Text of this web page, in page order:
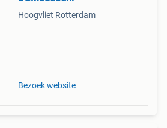
Hoogvliet Rotterdam
Bezoek website